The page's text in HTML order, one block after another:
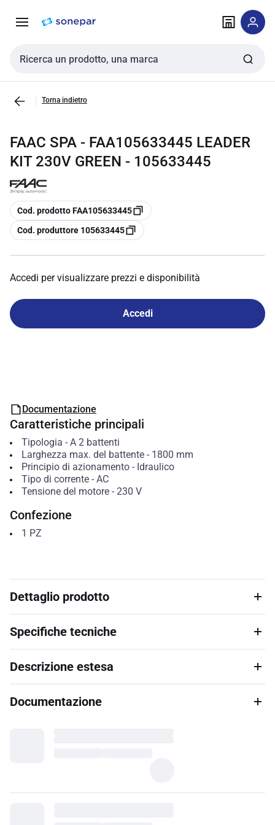
navigazione alla
Cerca input
Torna indietro
FAAC SPA - FAA105633445 LEADER
KIT 230V GREEN - 105633445
copia
Cod. prodotto FAA105633445
copia
Cod. produttore 105633445
Accedi per visualizzare prezzi e disponibilità
Accedi
Documentazione
Caratteristiche principali
Tipologia - A 2 battenti
Larghezza max. del battente- 1800 mm
Principio di azionamento- Idraulico
Tipo di corrente- AC
Tensione del motore- 230 V
Confezione
1 PZ
Dettaglio prodotto
Specifiche tecniche
Descrizione estesa
Documentazione